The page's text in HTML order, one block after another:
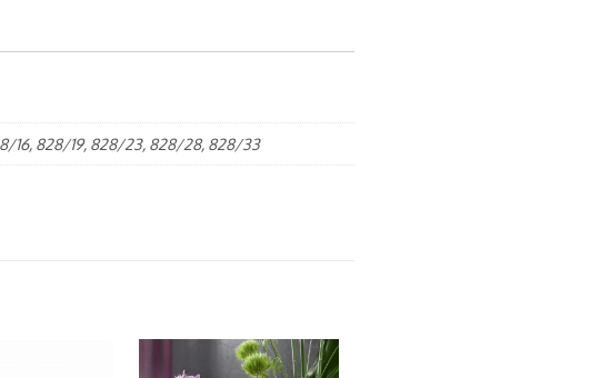
16, 828/19, 828/23, 828/28, 828/33